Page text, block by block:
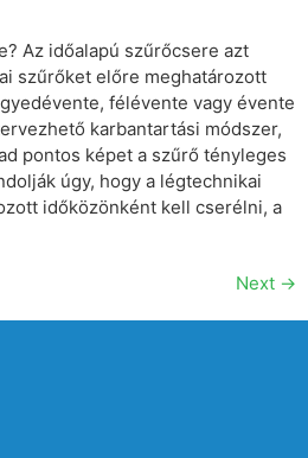
Az időalapú szűrőcsere azt
szűrőket előre meghatározott
félévente vagy évente
karbantartási módszer,
pontos képet a szűrő tényleges
úgy, hogy a légtechnikai
időközönként kell cserélni, a
Next →